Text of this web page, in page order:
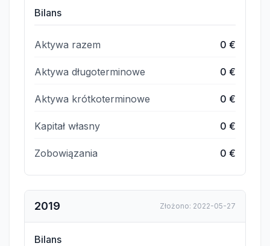
Bilans
Aktywa razem 0 €
Aktywa długoterminowe 0 €
Aktywa krótkoterminowe 0 €
Kapitał własny 0 €
Zobowiązania 0 €
2019 Złożono: 2022-05-27
Bilans